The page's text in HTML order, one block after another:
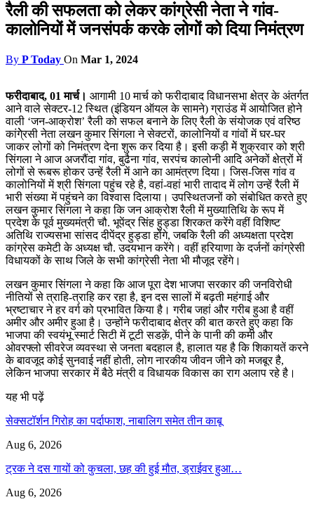
रैली की सफलता को लेकर कांग्रेसी नेता ने गांव-
कालोनियों में जनसंपर्क करके लोगों को दिया निमंत्रण
By P Today On Mar 1, 2024
फरीदाबाद, 01 मार्च। आगामी 10 मार्च को फरीदाबाद विधानसभा क्षेत्र के अंतर्गत
आने वाले सेक्टर-12 स्थित (इंडियन ऑयल के सामने) ग्राउंड में आयोजित होने
वाली ‘जन-आक्रोश’ रैली को सफल बनाने के लिए रैली के संयोजक एवं वरिष्ठ
कांगेे्रसी नेता लखन कुमार सिंगला ने सेक्टरों, कालोनियों व गांवों में घर-घर
जाकर लोगों को निमंत्रण देना शुरू कर दिया है। इसी कड़ी मेें शुक्रवार को श्री
सिंगला ने आज अजरौंदा गांव, बुढैना गांव, सरपंच कालोनी आदि अनेकों क्षेत्रों में
लोगों से रूबरू होकर उन्हें रैली में आने का आमंत्रण दिया। जिस-जिस गांव व
कालोनियों में श्री सिंगला पहुंच रहे है, वहां-वहां भारी तादाद में लोग उन्हें रैली में
भारी संख्या में पहुंचने का विश्वास दिलाया। उपस्थितजनों को संबोधित करते हुए
लखन कुमार सिंगला ने कहा कि जन आक्रोश रैली में मुख्यातिथि के रूप में
प्रदेश के पूर्व मुख्यमंत्री चौ. भूपेंद्र सिंह हुड्डा शिरकत करेंगे वहीं विशिष्ट
अतिथि राज्यसभा सांसद दीपेंद्र हुड्डा होंगे, जबकि रैली की अध्यक्षता प्रदेश
कांग्रेस कमेटी के अध्यक्ष चौ. उदयभान करेंगे। वहीं हरियाणा के दर्जनों कांग्रेसी
विधायकों के साथ जिले के सभी कांग्रेसी नेता भी मौजूद रहेंगे।
लखन कुमार सिंगला ने कहा कि आज पूरा देश भाजपा सरकार की जनविरोधी
नीतियों से त्राहि-त्राहि कर रहा है, इन दस सालों में बढ़ती महंगाई और
भ्रष्टाचार ने हर वर्ग को प्रभावित किया है। गरीब जहां और गरीब हुआ है वहीं
अमीर और अमीर हुआ है। उन्होंने फरीदाबाद क्षेत्र की बात करते हुए कहा कि
भाजपा की स्वयंभू स्मार्ट सिटी में टूटी सडक़ें, पीने के पानी की कमी और
ओवरफ्लो सीवरेज व्यवस्था से जनता बदहाल है, हालात यह है कि शिकायतें करने
के बावजूद कोई सुनवाई नहीं होती, लोग नारकीय जीवन जीने को मजबूर है,
लेकिन भाजपा सरकार में बैठे मंत्री व विधायक विकास का राग अलाप रहे है।
यह भी पढ़ें
सेक्सटॉर्शन गिरोह का पर्दाफाश, नाबालिग समेत तीन काबू
Aug 6, 2026
ट्रक ने दस गायों को कुचला, छह की हुई मौत, ड्राईवर हुआ…
Aug 6, 2026